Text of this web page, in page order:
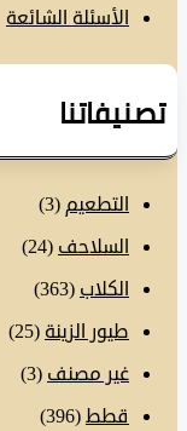
الأسئلة الشائعة
التطعيم(3)
السلاحف(24)
الكلاب(363)
طيور الزينة (25)
غير مصنف(3)
قطط
(396)